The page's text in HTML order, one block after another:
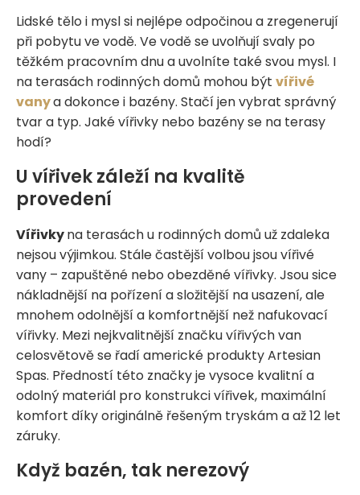
Lidské tělo i mysl si nejlépe odpočinou a zregenerují
při pobytu ve vodě. Ve vodě se uvolňují svaly po
těžkém pracovním dnu a uvolníte také svou mysl. I
na terasách rodinných domů mohou být vířivé
vanya dokonce i bazény. Stačí jen vybrat správný
tvar a typ. Jaké vířivky nebo bazény se na terasy
hodí?
U vířivek záleží na kvalitě
provedení
Vířivkyna terasách u rodinných domů už zdaleka
nejsou výjimkou. Stále častější volbou jsou vířivé
vany – zapuštěné nebo obezděné vířivky. Jsou sice
nákladnější na pořízení a složitější na usazení, ale
mnohem odolnější a komfortnější než nafukovací
vířivky. Mezi nejkvalitnější značku vířivých van
celosvětově se řadí americké produkty Artesian
Spas. Předností této značky je vysoce kvalitní a
odolný materiál pro konstrukci vířivek, maximální
komfort díky originálně řešeným tryskám a až 12 let
záruky.
Když bazén, tak nerezový